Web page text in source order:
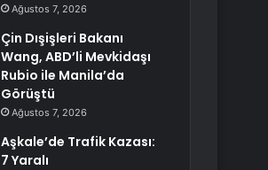
Ağustos 7, 2026
Çin Dışişleri Bakanı
Wang, ABD’li Mevkidaşı
Rubio ile Manila’da
Görüştü
Ağustos 7, 2026
Aşkale’de Trafik Kazası:
7 Yaralı